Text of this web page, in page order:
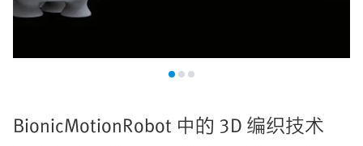
BionicMotionRobot 中的 3D 编织技术